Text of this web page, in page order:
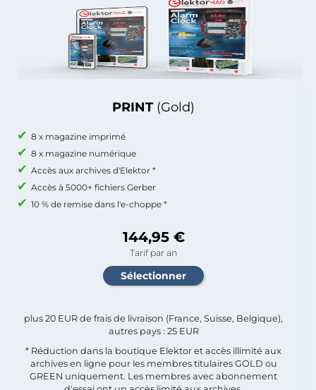
PRINT (Gold)
8 x magazine imprimé
8 x magazine numérique
Accès aux archives d'Elektor *
Accès à 5000+ fichiers Gerber
10 % de remise dans l'e-choppe *
144,95 €
Tarif par an
plus 20 EUR de frais de livraison (France, Suisse, Belgique),
autres pays : 25 EUR
* Réduction dans la boutique Elektor et accès illimité aux
archives en ligne pour les membres titulaires GOLD ou
GREEN uniquement. Les membres avec abonnement